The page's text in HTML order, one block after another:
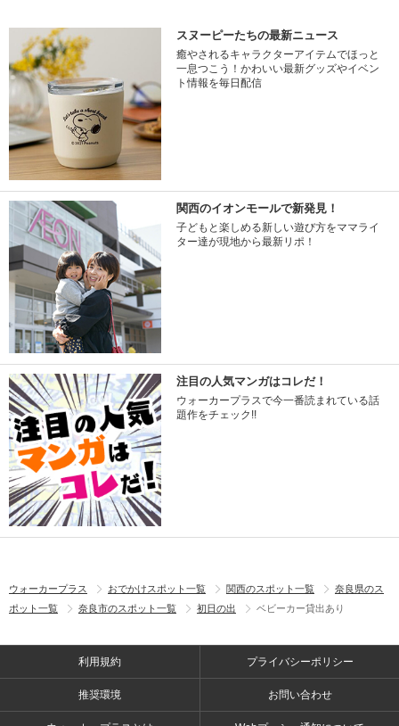
スヌーピーたちの最新ニュース
癒やされるキャラクターアイテムでほっと
一息つこう！かわいい最新グッズやイベン
ト情報を毎日配信
関西のイオンモールで新発見！
子どもと楽しめる新しい遊び方をママライ
ター達が現地から最新リポ！
注目の人気マンガはコレだ！
ウォーカープラスで今一番読まれている話
題作をチェック!!
ウォーカープラス おでかけスポット一覧 関西のスポット一覧
奈良県のス
ポット一覧
奈良市のスポット一覧 初日の出 ベビーカー貸出あり
利用規約 プライバシーポリシー
推奨環境 お問い合わせ